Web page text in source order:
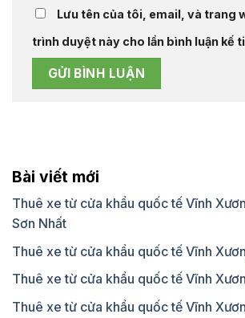
Lưu tên của tôi, email, và trang
trình duyệt này cho lần bình luận kế
Bài viết mới
Thuê xe từ cửa khẩu quốc tế Vĩnh
Sơn Nhất
Thuê xe từ cửa khẩu quốc tế Vĩnh
Thuê xe từ cửa khẩu quốc tế Vĩnh
Thuê xe từ cửa khẩu quốc tế Vĩnh